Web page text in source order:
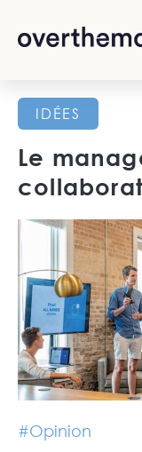
IDÉES
Le
#Opinion